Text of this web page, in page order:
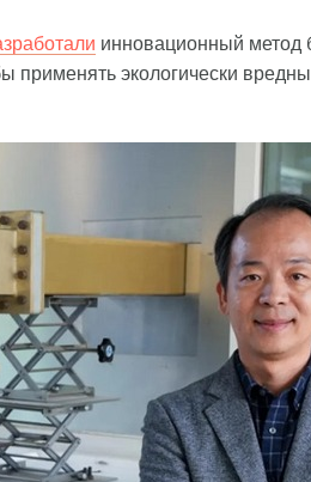
инновационный метод
применять экологически